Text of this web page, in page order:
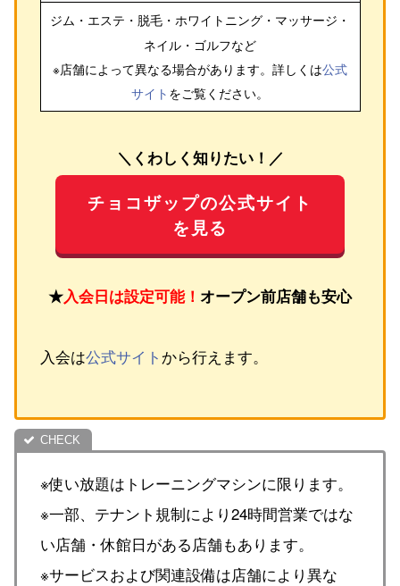
ジム・エステ・脱毛・ホワイトニング・マッサージ・
ネイル・ゴルフなど
※店舗によって異なる場合があります。詳しくは公式
サイト をご覧ください。
＼くわしく知りたい！／
チョコザップの公式サイト
を見る
★入会日は設定可能！ オープン前店舗も安心
入会は公式サイト から行えます。
※使い放題はトレーニングマシンに限ります。
※一部、テナント規制により24時間営業ではな
い店舗・休館日がある店舗もあります。
※サービスおよび関連設備は店舗により異な